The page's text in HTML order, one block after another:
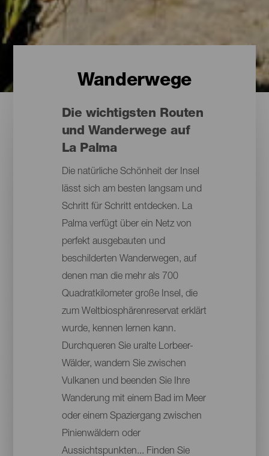
Wanderwege
Die wichtigsten Routen
und Wanderwege auf
La Palma
Die natürliche Schönheit der Insel
lässt sich am besten langsam und
Schritt für Schritt entdecken. La
Palma verfügt über ein Netz von
perfekt ausgebauten und
beschilderten Wanderwegen, auf
denen man die mehr als 700
Quadratkilometer große Insel, die
zum Weltbiosphärenreservat erklärt
wurde, kennen lernen kann.
Durchqueren Sie uralte Lorbeer-
Wälder, wandern Sie zwischen
Vulkanen und beenden Sie Ihre
Wanderung mit einem Bad im Meer
oder einem Spaziergang zwischen
Pinienwäldern oder
Aussichtspunkten... Finden Sie